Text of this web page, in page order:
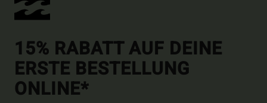
15% RABATT AUF DEINE
ERSTE BESTELLUNG
ONLINE*